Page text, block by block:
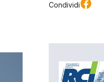
Condividi